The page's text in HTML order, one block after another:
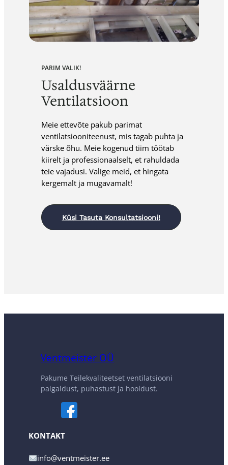
PARIM VALIK!
Usaldusväärne
Ventilatsioon
Meie ettevõte pakub parimat
ventilatsiooniteenust, mis tagab puhta ja
värske õhu. Meie kogenud tiim töötab
kiirelt ja professionaalselt, et rahuldada
teie vajadusi. Valige meid, et hingata
kergemalt ja mugavamalt!
Küsi Tasuta Konsultatsiooni!
Ventmeister OÜ
Pakume Teilekvaliteetset ventilatsiooni
paigaldust, puhastust ja hooldust.
KONTAKT
info@ventmeister.ee